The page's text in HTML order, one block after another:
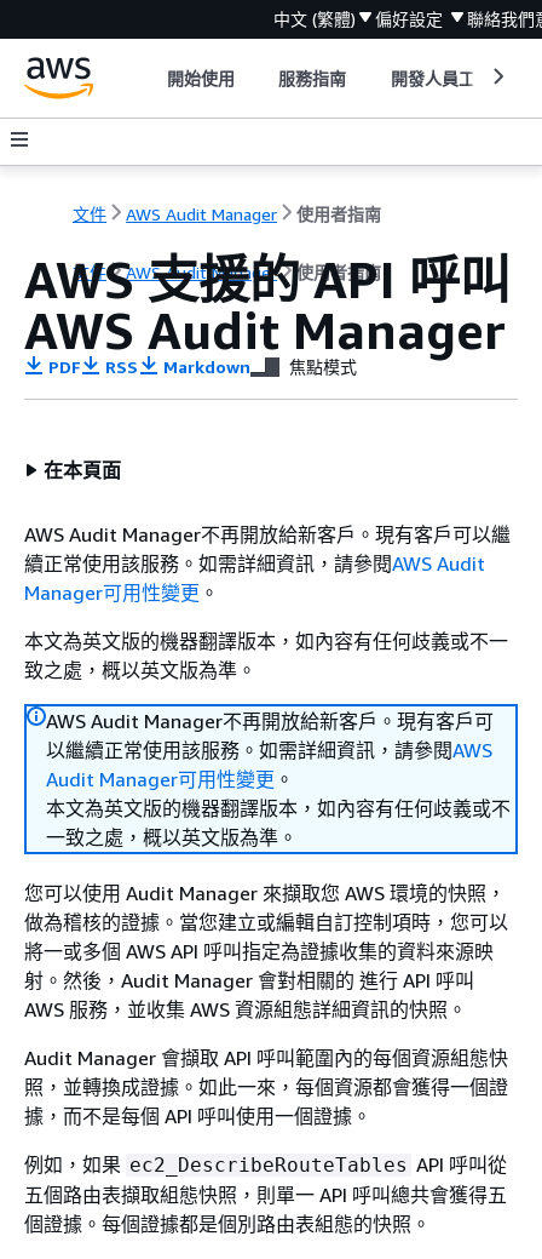
中文 (繁體) 偏好設定 聯絡我們
開始使用 服務指南 開發人員工具
文件 AWS Audit Manager 使用者指南
文件 AWS Audit Manager 使用者指南
AWS 支援的 API 呼叫
AWS Audit Manager
PDF RSS Markdown 焦點模式
在本頁面
AWS Audit Manager不再開放給新客戶。現有客戶可以繼
續正常使用該服務。如需詳細資訊，請參閱AWS Audit
Manager可用性變更 。
本文為英文版的機器翻譯版本，如內容有任何歧義或不一
致之處，概以英文版為準。
AWS Audit Manager不再開放給新客戶。現有客戶可
以繼續正常使用該服務。如需詳細資訊，請參閱AWS
Audit Manager可用性變更 。
本文為英文版的機器翻譯版本，如內容有任何歧義或不
一致之處，概以英文版為準。
您可以使用 Audit Manager 來擷取您 AWS 環境的快照，
做為稽核的證據。當您建立或編輯自訂控制項時，您可以
將一或多個 AWS API 呼叫指定為證據收集的資料來源映
射。然後，Audit Manager 會對相關的 進行 API 呼叫
AWS 服務，並收集 AWS 資源組態詳細資訊的快照。
Audit Manager 會擷取 API 呼叫範圍內的每個資源組態快
照，並轉換成證據。如此一來，每個資源都會獲得一個證
據，而不是每個 API 呼叫使用一個證據。
例如，如果 ec2_DescribeRouteTables API 呼叫從
五個路由表擷取組態快照，則單一 API 呼叫總共會獲得五
個證據。每個證據都是個別路由表組態的快照。